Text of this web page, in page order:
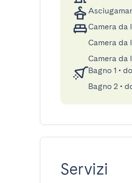
Camera da
Camera da
Camera da
Bagno 1 •
Bagno 2 •
Servizi